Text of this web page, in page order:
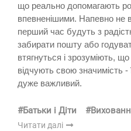
що реально допомагають
впевненішими. Напевно не
перший час будуть з
забирати пошту або
втягнуться і зрозуміють,
відчують свою значимість -
дуже важливий.
#Батьки і Діти
Читати далі